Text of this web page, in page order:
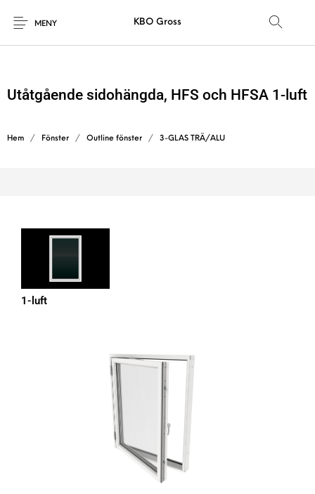
MENY KBO Gross
Utåtgående sidohängda, HFS och HFSA 1-luft
Hem / Fönster / Outline fönster / 3-GLAS TRÄ/ALU
1-luft